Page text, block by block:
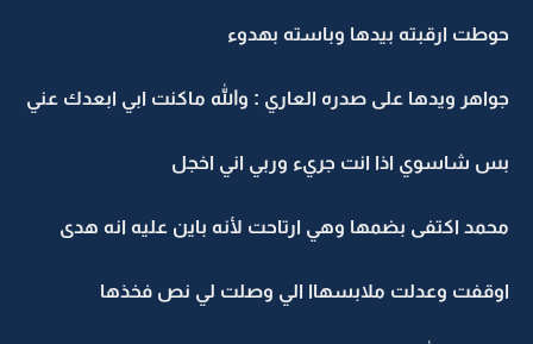
حوطت ارقبته بيدها وباسته بهدوء
جواهر ويدها على صدره العاري : والله ماكنت ابي ابعدك عني
بس شاسوي اذا انت جريء وربي اني اخجل
محمد اكتفى بضمها وهي ارتاحت لأنه باين عليه انه هدى
اوقفت وعدلت ملابسهاا الي وصلت لي نص فخذها